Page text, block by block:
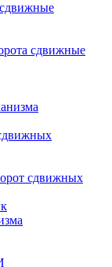
сдвижные
сдвижных